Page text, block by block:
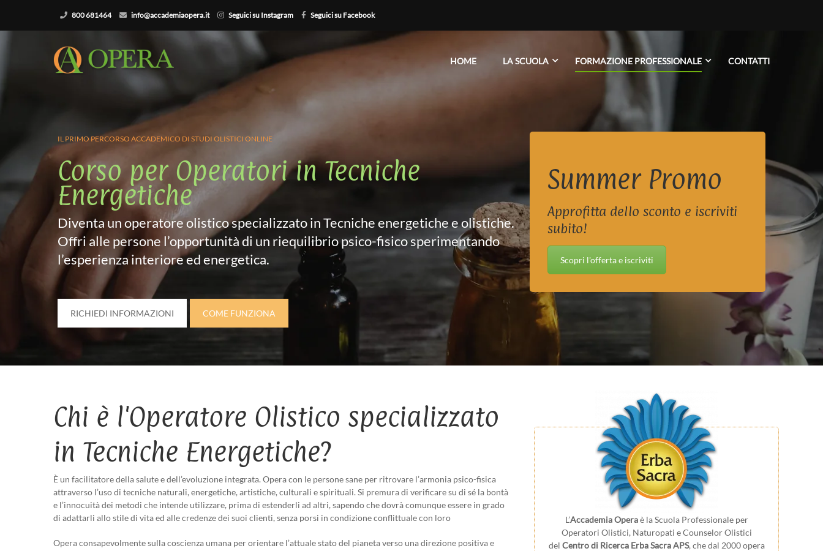
800 681464 info@accademiaopera.it Seguici su Instagram Seguici su Facebook
HOME LA SCUOLA FORMAZIONE PROFESSIONALE CONTATTI
IL PRIMO PERCORSO ACCADEMICO DI STUDI OLISTICI ONLINE
Corso per Operatori in Tecniche
Energetiche
Diventa un operatore olistico specializzato in Tecniche energetiche e olistiche.
Offri alle persone l’opportunità di un riequilibrio psico-fisico sperimentando
l’esperienza interiore ed energetica.
RICHIEDI INFORMAZIONI COME FUNZIONA
Summer Promo
Approfitta dello sconto e iscriviti
subito!
Scopri l'offerta e iscriviti
Chi è l'Operatore Olistico specializzato
in Tecniche Energetiche?
È un facilitatore della salute e dell’evoluzione integrata. Opera con le persone sane per ritrovare l’armonia psico-fisica
attraverso l’uso di tecniche naturali, energetiche, artistiche, culturali e spirituali. Si premura di verificare su di sé la bontà
e l’innocuità dei metodi che intende utilizzare, prima di estenderli ad altri, sapendo che dovrà comunque essere in grado
di adattarli allo stile di vita ed alle credenze dei suoi clienti, senza porsi in condizione conflittuale con loro
Opera consapevolmente sulla coscienza umana per orientare l’attuale stato del pianeta verso una direzione positiva e
L’Accademia Operaè la Scuola Professionale per
Operatori Olistici, Naturopati e Counselor Olistici
del Centro di Ricerca Erba Sacra APS, che dal 2000 opera